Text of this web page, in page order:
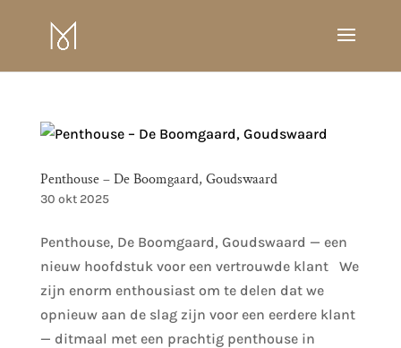
Penthouse – De Boomgaard, Goudswaard
30 okt 2025
Penthouse, De Boomgaard, Goudswaard — een
nieuw hoofdstuk voor een vertrouwde klant We
zijn enorm enthousiast om te delen dat we
opnieuw aan de slag zijn voor een eerdere klant
— ditmaal met een prachtig penthouse in